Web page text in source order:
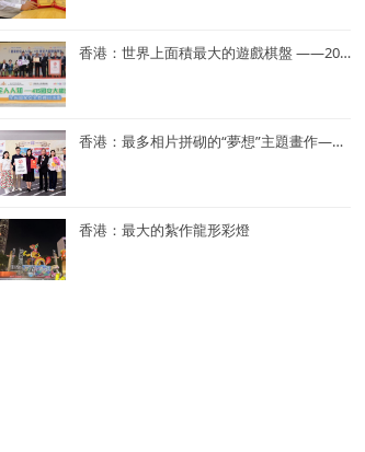
香港：世界上面積最大的遊戲棋盤 ——2023年「國家安全人人知—415 國安大棋盤齊齊玩」
香港：最多相片拼砌的“夢想”主題畫作——半島青年商會55周年「拼出夢相」慶祝活動
香港：最大的紮作龍形彩燈